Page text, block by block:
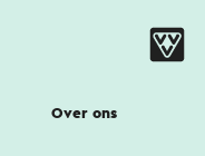
Over ons